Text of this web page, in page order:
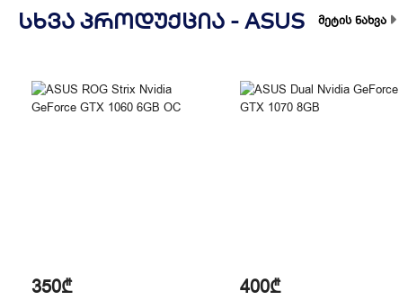
ᲡᲮᲕᲐ ᲞᲠᲝᲓᲣᲥᲪᲘᲐ - ASUS მეტის ნახვა
350₾ 400₾